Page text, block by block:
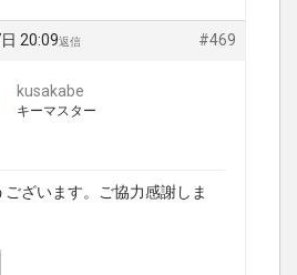
20:09 #469
返信
kusakabe
キーマスター
ございます。ご協力感謝しま